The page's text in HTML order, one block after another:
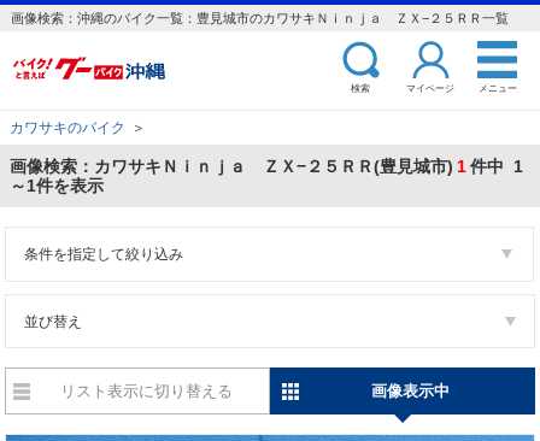
画像検索：沖縄のバイク一覧：豊見城市のカワサキＮｉｎｊａ ＺＸ−２５ＲＲ一覧
検索 マイページ メニュー
カワサキのバイク ＞
画像検索：カワサキＮｉｎｊａ ＺＸ−２５ＲＲ(豊見城市) 1件中 1
～1件を表示
条件を指定して絞り込み
並び替え
リスト表示に切り替える 画像表示中